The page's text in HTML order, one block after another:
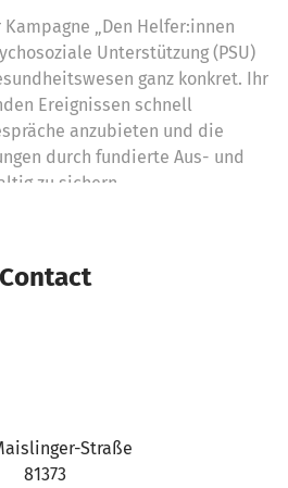
„Den Helfer:innen
Unterstützung (PSU)
ganz konkret. Ihr
Ereignissen schnell
anzubieten und die
durch fundierte Aus- und
zu sichern.
PSU HELPLINE täglich
und
und Prävention werden
Strukturen der
die im Berufsalltag oft an
Contact
Straße
81373